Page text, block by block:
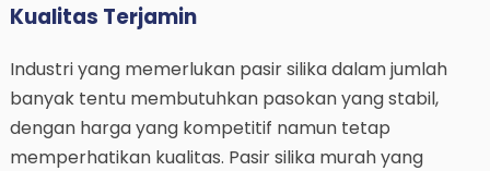
Kualitas Terjamin
Industri yang memerlukan pasir silika dalam jumlah
banyak tentu membutuhkan pasokan yang stabil,
dengan harga yang kompetitif namun tetap
memperhatikan kualitas. Pasir silika murah yang